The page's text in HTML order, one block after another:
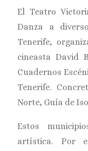
CONTACTO
BUSCAR
El Teatro
Danza a
Tenerife,
cineasta David
Cuadernos
Tenerife.
Norte, Guía de
Estos
artística. Por